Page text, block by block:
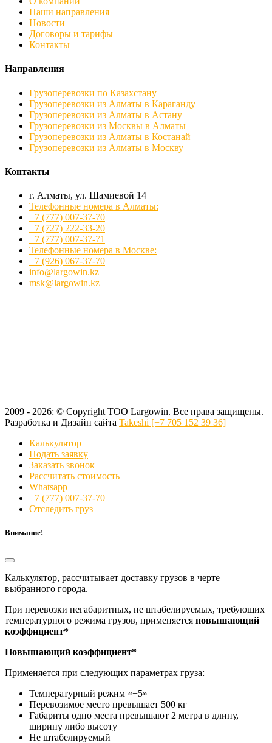
Наши направления
Новости
Договоры и тарифы
Контакты
Направления
Грузоперевозки по Казахстану
Грузоперевозки из Алматы в Караганду
Грузоперевозки из Алматы в Астану
Грузоперевозки из Москвы в Алматы
Грузоперевозки из Алматы в Костанай
Грузоперевозки из Алматы в Москву
Контакты
г. Алматы, ул. Шамиевой 14
Телефонные номера в Алматы:
+7 (777) 007-37-70
+7 (727) 222-33-20
+7 (777) 007-37-71
Телефонные номера в Москве:
+7 (926) 067-37-70
info@largowin.kz
msk@largowin.kz
2009 - 2026: © Copyright ТОО Largowin. Все права защищены.
Разработка и Дизайн сайта Takeshi [+7 705 152 39 36]
Калькулятор
Подать заявку
Заказать звонок
Рассчитать стоимость
Whatsapp
+7 (777) 007-37-70
Отследить груз
Внимание!
Калькулятор, рассчитывает доставку грузов в черте
выбранного города.
При перевозки негабаритных, не штабелируемых, требующих
температурного режима грузов, применяется повышающий
коэффициент*
Повышающий коэффициент*
Применяется при следующих параметрах груза:
Температурный режим «+5»
Перевозимое место превышает 500 кг
Габариты одно места превышают 2 метра в длину,
ширину либо высоту
Не штабелируемый